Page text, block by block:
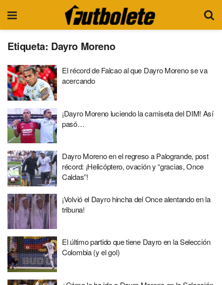
Etiqueta: Dayro Moreno
El récord de Falcao al que Dayro Moreno se va
acercando
¡Dayro Moreno luciendo la camiseta del DIM! Así
pasó…
Dayro Moreno en el regreso a Palogrande, post
récord: ¡Helicóptero, ovación y “gracias, Once
Caldas”!
¡Volvió el Dayro hincha del Once alentando en la
tribuna!
El último partido que tiene Dayro en la Selección
Colombia (y el gol)